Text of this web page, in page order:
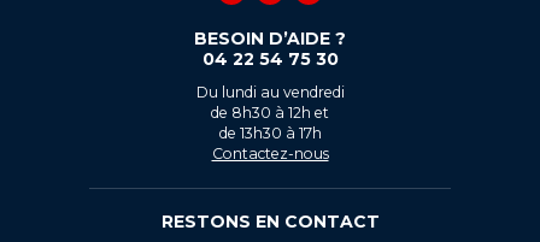
BESOIN D’AIDE ?
04 22 54 75 30
Du lundi au vendredi
de 8h30 à 12h et
de 13h30 à 17h
Contactez-nous
RESTONS EN CONTACT